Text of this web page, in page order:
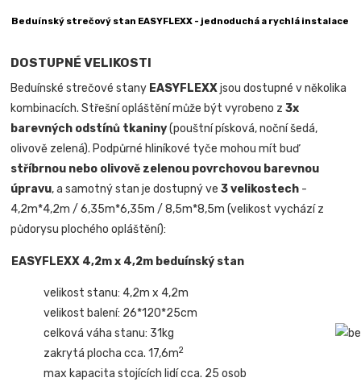
Beduínský strečový stan EASYFLEXX - jednoduchá a rychlá instalace
DOSTUPNÉ VELIKOSTI
Beduínské strečové stany EASYFLEXXjsou dostupné v několika
kombinacích. Střešní opláštění může být vyrobeno z3x
barevných odstínů tkaniny(pouštní písková, noční šedá,
olivově zelená). Podpůrné hliníkové tyče mohou mít buď
stříbrnou nebo olivově zelenou povrchovou barevnou
úpravu, a samotný stan je dostupný ve3 velikostech -
4,2m*4,2m / 6,35m*6,35m / 8,5m*8,5m (velikost vychází z
půdorysu plochého opláštění):
EASYFLEXX 4,2m x 4,2m beduínský stan
velikost stanu: 4,2m x 4,2m
velikost balení: 26*120*25cm
celková váha stanu: 31kg
zakrytá plocha cca. 17,6m2
max kapacita stojících lidí cca. 25 osob